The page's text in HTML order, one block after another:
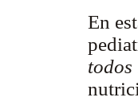
En
todos